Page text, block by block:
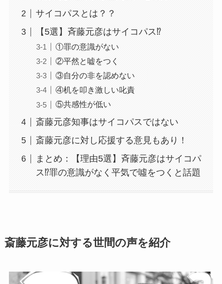
サイコパスとは？？
【5選】斉藤元彦はサイコパス⁉
①罪の意識がない
②平然と嘘をつく
③自分の非を認めない
④机を叩き激しい叱責
⑤共感性が低い
斎藤元彦知事はサイコパスではない
斎藤元彦に対し応援する意見もあり！
まとめ：【理由5選】斉藤元彦はサイコパ
ス⁉罪の意識がなく平気で噓をつくと話題
斎藤元彦に対する世間の声を紹介